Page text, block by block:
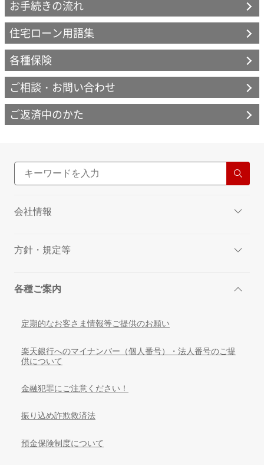
契約までの流れ
借り換え
返済方法
固定と変動
つなぎローン
お手続きの流れ
住宅ローン用語集
各種保険
ご相談・お問い合わせ
ご返済中のかた
会社情報
方針・規定等
各種ご案内
定期的なお客さま情報等ご提供のお願い
楽天銀行へのマイナンバー（個人番号）・法人番号のご提
供について
金融犯罪にご注意ください！
振り込め詐欺救済法
預金保険制度について